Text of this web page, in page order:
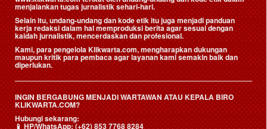
menjalankan tugas jurnalistik sehari-hari.
Selain itu, undang-undang dan kode etik itu juga menjadi panduan
kerja redaksi dalam hal memproduksi berita agar sesuai dengan
kaidah jurnalistik, mencerdaskan dan profesional.
Kami, para pengelola Klikwarta.com, mengharapkan dukungan
maupun kritik para pembaca agar layanan kami semakin baik dan
diperlukan.
INGIN BERGABUNG MENJADI WARTAWAN ATAU KEPALA BIRO
KLIKWARTA.COM?
Hubungi sekarang:
📱HP/WhatsApp:(+62) 853 7768 8284